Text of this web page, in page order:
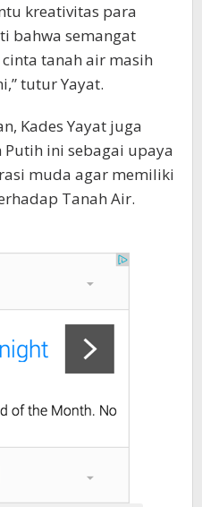
kreativitas para
bahwa semangat
tanah air masih
tutur Yayat.
Kades Yayat juga
ini sebagai upaya
muda agar memiliki
Tanah Air.